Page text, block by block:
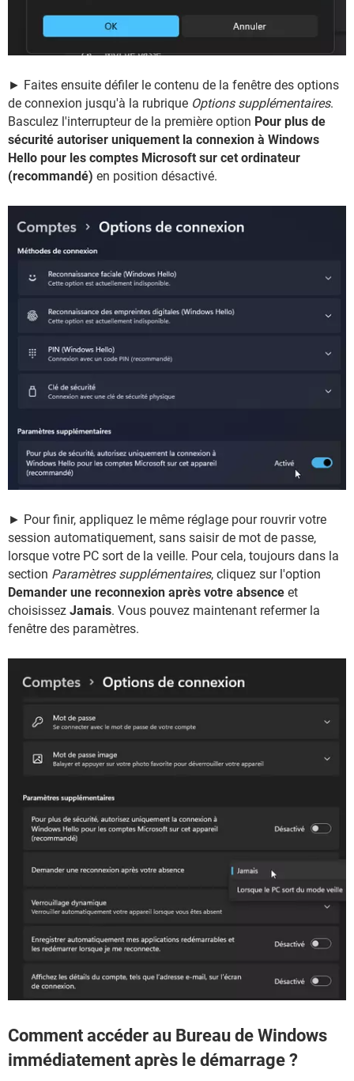
► Faites ensuite défiler le contenu de la fenêtre des options
de connexion jusqu'à la rubrique Options supplémentaires.
Basculez l'interrupteur de la première option Pour plus de
sécurité autoriser uniquement la connexion à Windows
Hello pour les comptes Microsoft sur cet ordinateur
(recommandé) en position désactivé.
► Pour finir, appliquez le même réglage pour rouvrir votre
session automatiquement, sans saisir de mot de passe,
lorsque votre PC sort de la veille. Pour cela, toujours dans la
section Paramètres supplémentaires, cliquez sur l'option
Demander une reconnexion après votre absence et
choisissez Jamais. Vous pouvez maintenant refermer la
fenêtre des paramètres.
Comment accéder au Bureau de Windows
immédiatement après le démarrage ?